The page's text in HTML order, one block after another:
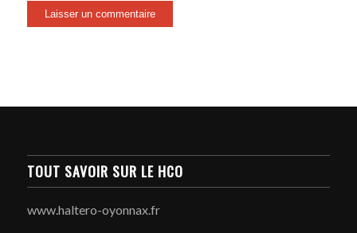
TOUT SAVOIR SUR LE HCO
www.haltero-oyonnax.fr